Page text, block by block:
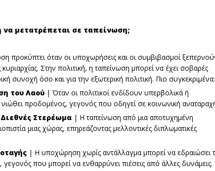
μετατρέπεται σε ταπείνωση;
προκύπτει όταν οι υποχωρήσεις και οι συμβιβασμοί
κυριαρχίας. Στην πολιτική, η ταπείνωση μπορεί να έχει σοβαρές
συνοχή όσο και για την εξωτερική πολιτική. Πιο συγκεκριμένα:
του Λαού | Όταν οι πολιτικοί ενδίδουν υπερβολικά ή
προδομένος, γεγονός που οδηγεί σε κοινωνική
Στερέωμα | Η ταπείνωση από μια αποτυχημένη
μιας χώρας, επηρεάζοντας μελλοντικές διπλωματικές
| Η υποχώρηση χωρίς αντάλλαγμα μπορεί να εδραιώσει
που μπορεί να ενθαρρύνει πιέσεις από άλλες δυνάμεις.